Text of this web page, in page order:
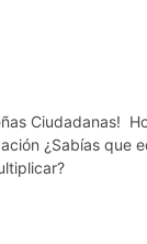
Ciudadanas!
¿Sabías que